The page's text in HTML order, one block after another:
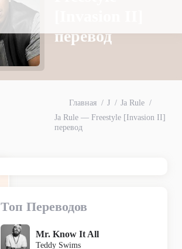
перевод
Главная J
Ja Rule
Ja Rule — Freestyle [Invasion II]
перевод
Топ Переводов
Mr. Know It All
Teddy Swims